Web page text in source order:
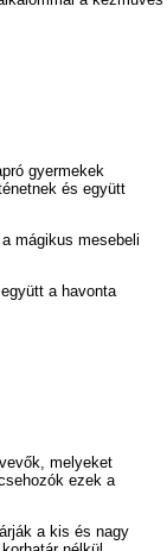
gyermekek
és együtt
mágikus mesebeli
a havonta
melyeket
ezek a
a kis és nagy